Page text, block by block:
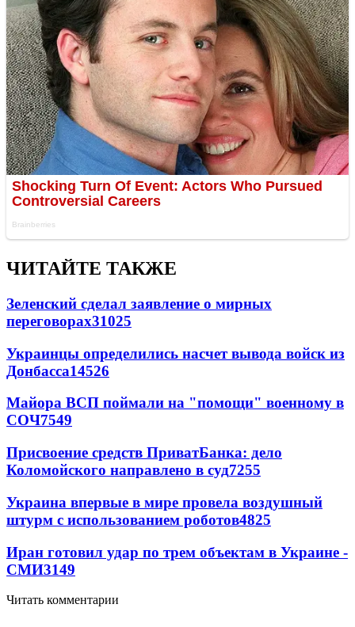
ЧИТАЙТЕ ТАКЖЕ
Зеленский сделал заявление о мирных
переговорах31025
Украинцы определились насчет вывода войск из
Донбасса14526
Майора ВСП поймали на "помощи" военному в
СОЧ7549
Присвоение средств ПриватБанка: дело
Коломойского направлено в суд7255
Украина впервые в мире провела воздушный
штурм с использованием роботов4825
Иран готовил удар по трем объектам в Украине -
СМИ3149
Читать комментарии